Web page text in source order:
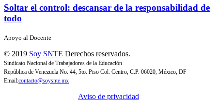
Soltar el control: descansar de la responsabilidad de
todo
Apoyo al Docente
© 2019 Soy SNTE Derechos reservados.
Sindicato Nacional de Trabajadores de la Educación
República de Venezuela No. 44, 5to. Piso Col. Centro, C.P. 06020, México, DF
Email:contacto@soysnte.mx
Aviso de privacidad